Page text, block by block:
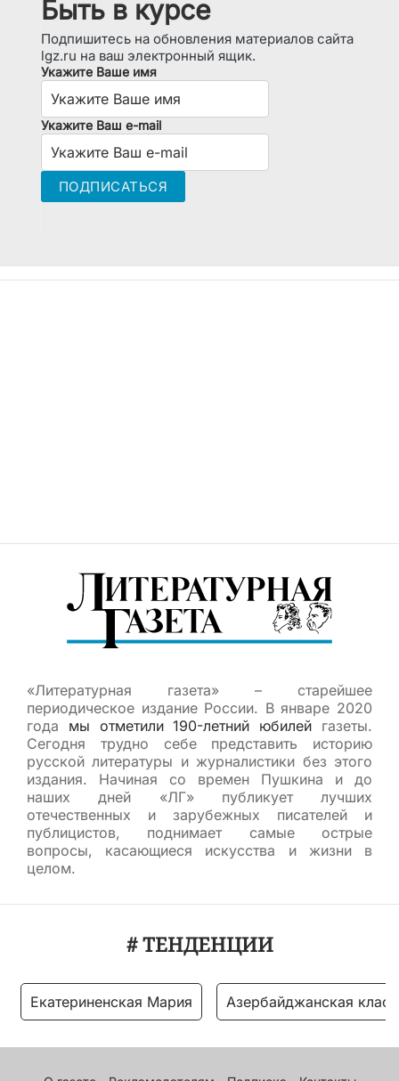
Быть в курсе
Подпишитесь на обновления материалов сайта
lgz.ru на ваш электронный ящик.
Укажите Ваше имя
Укажите Ваш e-mail
«Литературная газета» – старейшее
периодическое издание России. В январе 2020
года мы отметили 190-летний юбилей газеты.
Сегодня трудно себе представить историю
русской литературы и журналистики без этого
издания. Начиная со времен Пушкина и до
наших дней «ЛГ» публикует лучших
отечественных и зарубежных писателей и
публицистов, поднимает самые острые
вопросы, касающиеся искусства и жизни в
целом.
# ТЕНДЕНЦИИ
Екатериненская Мария Азербайджанская